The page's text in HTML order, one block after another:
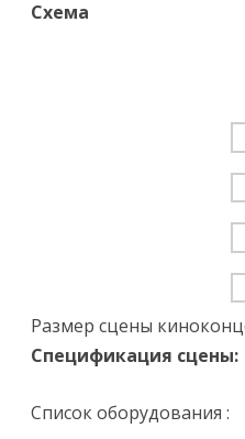
Схема
Размер сцены
Спецификация сцены:
Список оборудования :